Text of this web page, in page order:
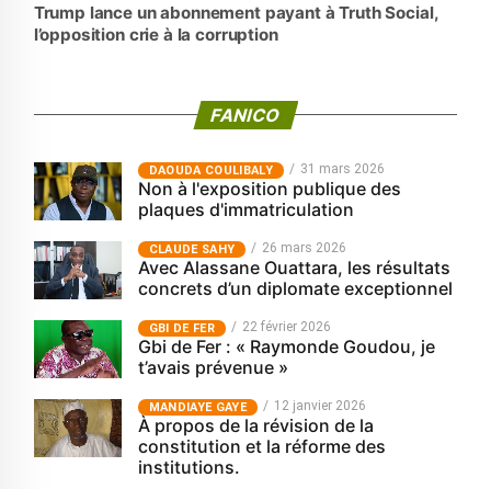
Trump lance un abonnement payant à Truth Social,
l’opposition crie à la corruption
FANICO
‎DAOUDA COULIBALY 31 mars 2026
Non à l'exposition publique des
plaques d'immatriculation
CLAUDE SAHY 26 mars 2026
Avec Alassane Ouattara, les résultats
concrets d’un diplomate exceptionnel
GBI DE FER 22 février 2026
Gbi de Fer : « Raymonde Goudou, je
t’avais prévenue »
MANDIAYE GAYE 12 janvier 2026
À propos de la révision de la
constitution et la réforme des
institutions.